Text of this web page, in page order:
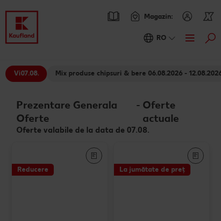
Magazin:
Prezentare Generala Oferte
Catalogul actual
Kaufland Card XTRA
Cupoane XTRA
Oferte Parteneri Kaufland Card XTRA
Reduceri de categorie
Sortiment
Noile noastre branduri au sosit
Sortiment tematic
Caută o rețetă
Noutăți
RO
Vi07.08. Mix produse chipsuri & bere 06.08.2026 -
Prezentare Generala
Oferte
- Oferte
actuale
Oferte valabile de la data de 07.08.
Reducere La jumătate de preț